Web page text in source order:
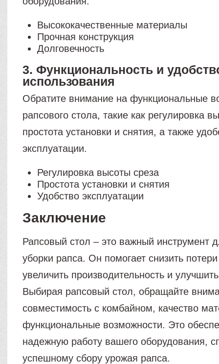
Высококачественные материалы
Прочная конструкция
Долговечность
3. Функциональность и
использования
Обратите внимание на функциональные
рапсового стола, такие как регулировка
простота установки и снятия, а также
эксплуатации.
Регулировка высоты среза
Простота установки и снятия
Удобство эксплуатации
Заключение
Рапсовый стол – это важный инструмент
уборки рапса. Он помогает снизить
увеличить производительность и
Выбирая рапсовый стол, обращайте
совместимость с комбайном, качество
функциональные возможности. Это
надежную работу вашего оборудования,
успешному сбору урожая рапса.